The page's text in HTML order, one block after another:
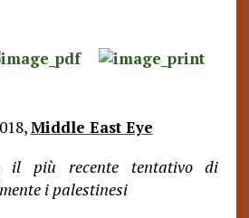
Middle East Eye
il più recente tentativo di
i palestinesi